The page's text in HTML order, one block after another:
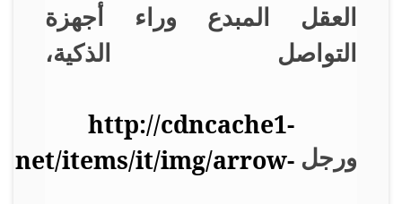
العقل المبدع وراء أجهزة
التواصل الذكية،
ورجل